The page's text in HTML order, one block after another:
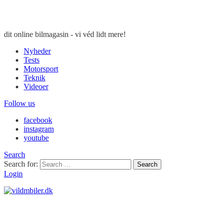
dit online bilmagasin - vi véd lidt mere!
Nyheder
Tests
Motorsport
Teknik
Videoer
Follow us
facebook
instagram
youtube
Search
Search for:
Search
Login